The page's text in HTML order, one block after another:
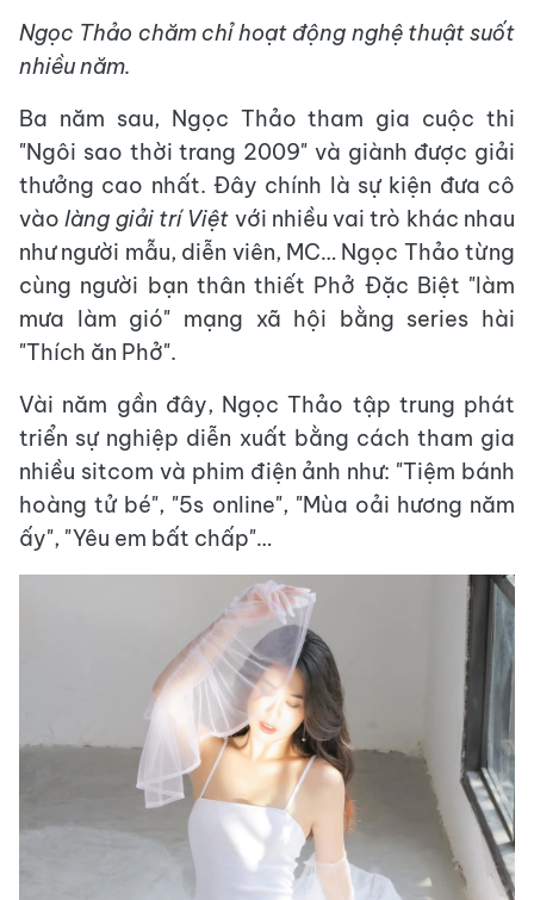
Ngọc Thảo chăm chỉ hoạt động nghệ thuật suốt
nhiều năm.
Ba năm sau, Ngọc Thảo tham gia cuộc thi
"Ngôi sao thời trang 2009" và giành được giải
thưởng cao nhất. Đây chính là sự kiện đưa cô
vàolàng giải trí Việt với nhiều vai trò khác nhau
như người mẫu, diễn viên, MC… Ngọc Thảo từng
cùng người bạn thân thiết Phở Đặc Biệt "làm
mưa làm gió" mạng xã hội bằng series hài
"Thích ăn Phở".
Vài năm gần đây, Ngọc Thảo tập trung phát
triển sự nghiệp diễn xuất bằng cách tham gia
nhiều sitcom và phim điện ảnh như: "Tiệm bánh
hoàng tử bé", "5s online", "Mùa oải hương năm
ấy", "Yêu em bất chấp"…